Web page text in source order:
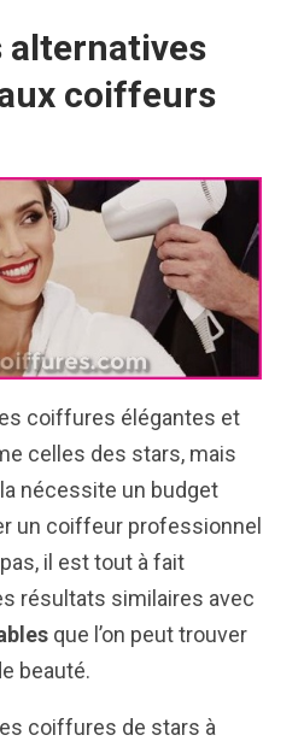
alternatives
coiffeurs
coiffures élégantes et
celles des stars, mais
nécessite un budget
un coiffeur professionnel
il est tout à fait
résultats similaires avec
que l’on peut trouver
beauté.
coiffures de stars à